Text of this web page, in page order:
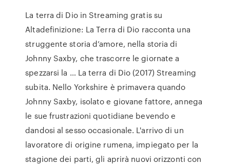
La terra di Dio in Streaming gratis su
Altadefinizione: La Terra di Dio racconta una
struggente storia d’amore, nella storia di
Johnny Saxby, che trascorre le giornate a
spezzarsi la … La terra di Dio (2017) Streaming
subita. Nello Yorkshire è primavera quando
Johnny Saxby, isolato e giovane fattore, annega
le sue frustrazioni quotidiane bevendo e
dandosi al sesso occasionale. L'arrivo di un
lavoratore di origine rumena, impiegato per la
stagione dei parti, gli aprirà nuovi orizzonti con